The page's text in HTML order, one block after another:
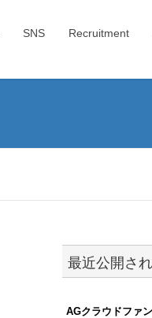
SNS Recruitment
最近公開さ
AGクラウドファ